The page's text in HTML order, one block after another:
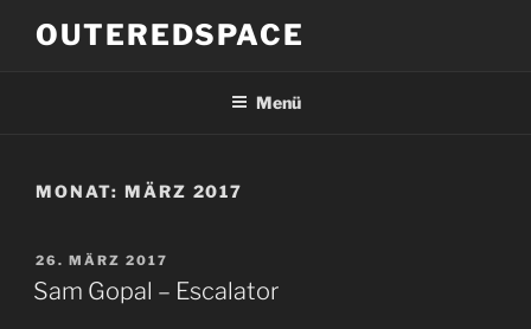
InhaltOUTEREDSPACE
Menü
MONAT: MÄRZ 2017
VERÖFFENTLICHT
AM
26. MÄRZ 2017
Sam Gopal – Escalator